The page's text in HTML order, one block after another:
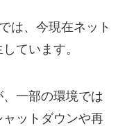
は、今現在ネット
ています。
一部の環境では
ットダウンや再